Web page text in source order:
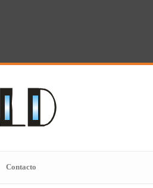
Contacto